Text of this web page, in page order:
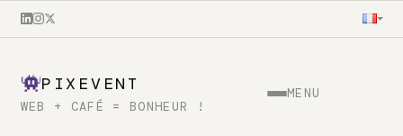
PIXEVENT
WEB + CAFÉ = BONHEUR !
MENU